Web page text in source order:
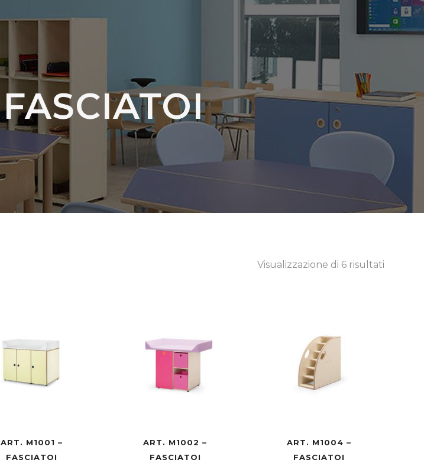
FASCIATOI
Visualizzazione di 6 risultati
ART. M1001 –
FASCIATOI
ART. M1002 –
FASCIATOI
ART. M1004 –
FASCIATOI